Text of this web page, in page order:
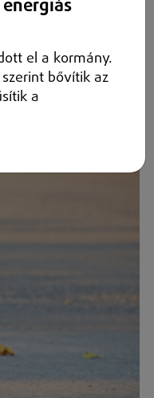
energiás
el a kormány.
bővítik az
a